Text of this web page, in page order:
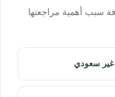
سبب أهمية مراجعتها
غير سعودي